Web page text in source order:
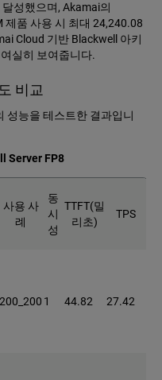
성했으며, Akamai의
품 사용 시 최대 24,240.08
Cloud 기반 Blackwell 아키
실히 보여줍니다.
비교
성능을 테스트한 결과입니
Server FP8
사용 사
례
동
시
성
TTFT(밀
리초)
TPS
200_200 1 44.82 27.42